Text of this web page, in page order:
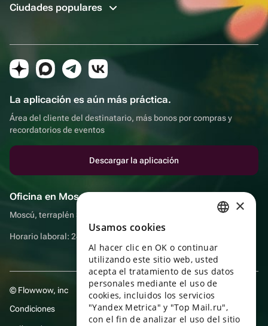
Ciudades populares
La aplicación es aún más práctica.
Área del cliente del destinatario, más bonos por compras y
recordatorios de eventos
Descargar la aplicación
Oficina en Moscú
Moscú, terraplén Sadovnicheskaya, 9, sala 2/3
Horario laboral: 24 horas
© Flowwow, inc
Condiciones
ENGLISH
UKRAINIAN
PORTUGUESE
SPANISH
×
Usamos cookies
Al hacer clic en OK o continuar
utilizando este sitio web, usted
acepta el tratamiento de sus datos
personales mediante el uso de
cookies, incluidos los servicios
"Yandex Metrica" y "Top Mail.ru",
con el fin de analizar el uso del sitio